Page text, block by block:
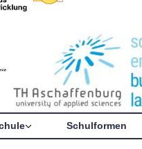
Schulformen